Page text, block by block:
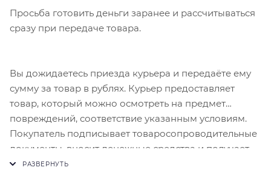
Просьба готовить деньги заранее и рассчитываться
сразу при передаче товара.
Вы дожидаетесь приезда курьера и передаёте ему
сумму за товар в рублях. Курьер предоставляет
товар, который можно осмотреть на предмет
повреждений, соответствие указанным условиям.
Покупатель подписывает товаросопроводительные
документы, вносит денежные средства и получает
чек.